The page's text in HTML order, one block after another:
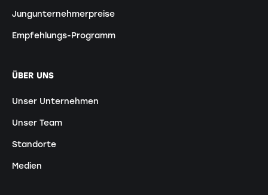
Jungunternehmerpreise
Empfehlungs-Programm
ÜBER UNS
Unser Unternehmen
Unser Team
Standorte
Medien